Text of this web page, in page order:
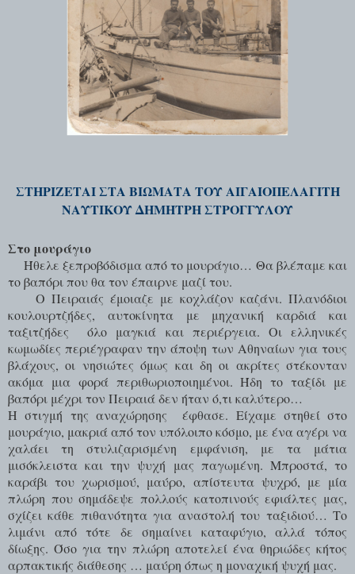
ΣΤΗΡΊΖΕΤΑΙ ΣΤΑ ΒΙΏΜΑΤΑ ΤΟΥ ΑΙΓΑΙΟΠΕΛΑΓΊΤΗ
ΝΑΥΤΙΚΟΎ ΔΗΜΉΤΡΗ ΣΤΡΟΓΓΥΛΟΎ
Στο μουράγιο
Ήθελε ξεπροβόδισμα από το μουράγιο… Θα βλέπαμε και
το βαπόρι που θα τον έπαιρνε μαζί του.
Ο Πειραιάς έμοιαζε με κοχλάζον καζάνι. Πλανόδιοι
κουλουρτζήδες, αυτοκίνητα με μηχανική καρδιά και
ταξιτζήδες
όλο μαγκιά και περιέργεια. Οι ελληνικές
κωμωδίες περιέγραφαν την άποψη των Αθηναίων για τους
βλάχους, οι νησιώτες όμως και δη οι ακρίτες στέκονταν
ακόμα μια φορά περιθωριοποιημένοι. Ήδη το ταξίδι με
βαπόρι μέχρι τον Πειραιά δεν ήταν ό,τι καλύτερο…
Η στιγμή της αναχώρησης
έφθασε. Είχαμε στηθεί στο
μουράγιο, μακριά από τον υπόλοιπο κόσμο, με ένα αγέρι να
χαλάει τη στυλιζαρισμένη εμφάνιση, με τα μάτια
μισόκλειστα και την ψυχή μας παγωμένη. Μπροστά, το
καράβι του χωρισμού, μαύρο, απίστευτα ψυχρό, με μία
πλώρη που σημάδεψε πολλούς κατοπινούς εφιάλτες μας,
σχίζει κάθε πιθανότητα για αναστολή του ταξιδιού… Το
λιμάνι από τότε δε σημαίνει καταφύγιο, αλλά τόπος
δίωξης. Όσο για την πλώρη αποτελεί ένα θηριώδες κήτος
αρπακτικής διάθεσης … μαύρη όπως η μοναχική ψυχή μας.